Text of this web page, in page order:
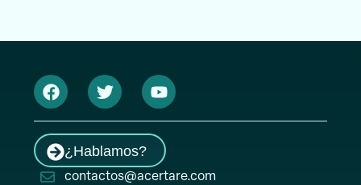
¿Hablamos?
contactos@acertare.com